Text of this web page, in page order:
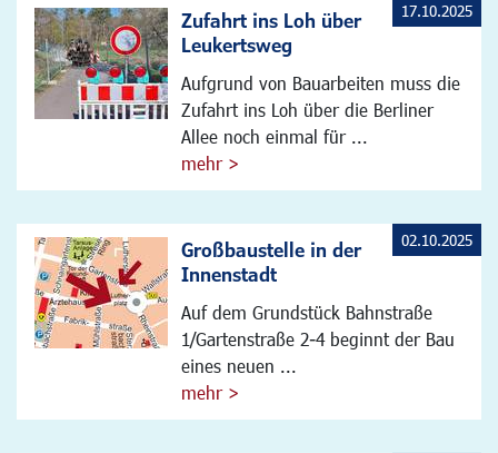
Zufahrt ins Loh über
Leukertsweg
Aufgrund von Bauarbeiten muss die
Zufahrt ins Loh über die Berliner
Allee noch einmal für ...
mehr >
17.10.2025
Großbaustelle in der
Innenstadt
Auf dem Grundstück Bahnstraße
1/Gartenstraße 2-4 beginnt der Bau
eines neuen ...
mehr >
02.10.2025